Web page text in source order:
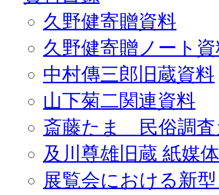
久野健寄贈資料
久野健寄贈ノート
中村傳三郎旧蔵資料
山下菊二関連資料
斎藤たま 民俗調査
及川尊雄旧蔵 紙媒
展覧会における新